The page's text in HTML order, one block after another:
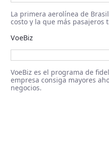
La primera aerolínea de
costo y la que más pasajeros
VoeBiz
VoeBiz es el programa de
empresa consiga mayores
negocios.